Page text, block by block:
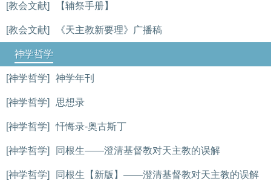
[教会文献] 【辅祭手册】
[教会文献] 《天主教新要理》广播稿
神学哲学
[神学哲学] 神学年刊
[神学哲学] 思想录
[神学哲学] 忏悔录-奥古斯丁
[神学哲学] 同根生——澄清基督教对天主教的误解
[神学哲学] 同根生【新版】——澄清基督教对天主教的误解